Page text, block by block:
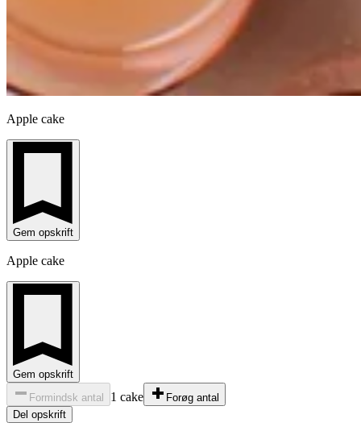
Apple cake
Gem opskrift
Apple cake
Gem opskrift
Formindsk antal
1 cake
Forøg antal
Del opskrift